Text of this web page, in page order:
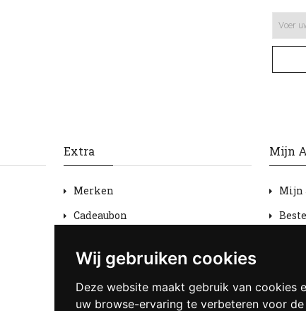
Wij gebruiken cookies
Deze website maakt gebruik van cookies
uw browse-ervaring te verbeteren voor
Extra
Merken
Cadeaubon
Sitemap
Mijn
Mijn